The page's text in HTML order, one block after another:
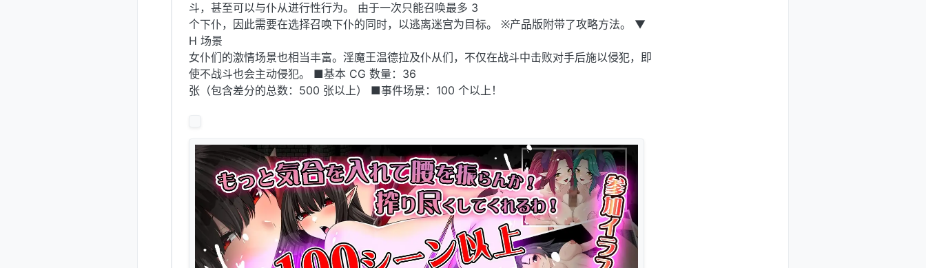
斗，甚至可以与仆从进行性行为。 由于一次只能召唤最多 3
个下仆，因此需要在选择召唤下仆的同时，以逃离迷宫为目标。 ※产品版附带了攻略方法。 ▼
H 场景
女仆们的激情场景也相当丰富。淫魔王温德拉及仆从们，不仅在战斗中击败对手后施以侵犯，即
使不战斗也会主动侵犯。 ■基本 CG 数量：36
张（包含差分的总数：500 张以上） ■事件场景：100 个以上！